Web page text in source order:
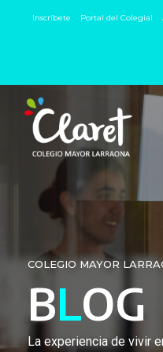
Inscríbete Portal del Colegial
COLEGIO MAYOR
BLOG
La experiencia de vivir